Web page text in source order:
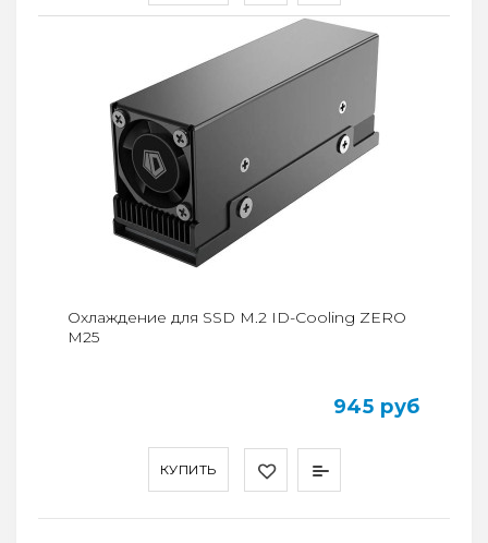
КУПИТЬ
Охлаждение для SSD M.2 ID-Cooling ZERO
M25
945 руб